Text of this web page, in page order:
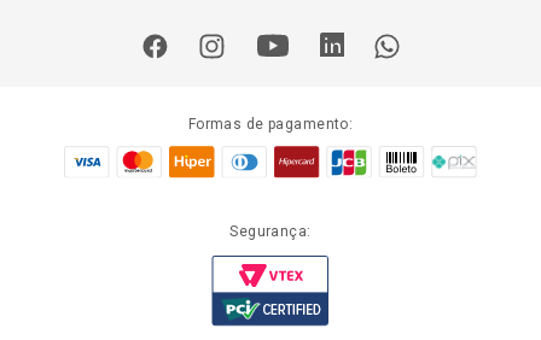
Formas de pagamento:
Segurança: